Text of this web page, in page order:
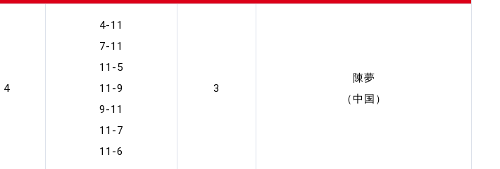
4
4-11
7-11
11-5
11-9
9-11
11-7
11-6
3
陳夢
（中国）